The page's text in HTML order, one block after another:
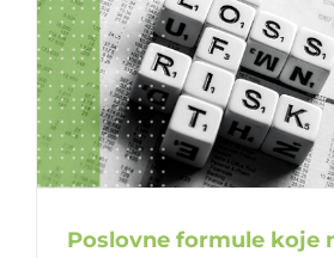
Poslovne formule koje